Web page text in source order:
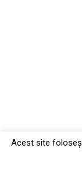
Acest site